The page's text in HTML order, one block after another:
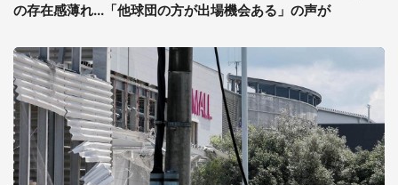
の存在感薄れ...「他球団の方が出場機会ある」の声が